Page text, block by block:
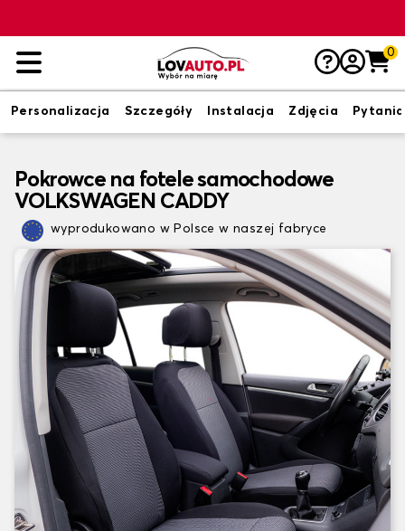
0
Personalizacja Szczegóły Instalacja Zdjęcia Pytania
Pokrowce na fotele samochodowe
VOLKSWAGEN CADDY
wyprodukowano w Polsce w naszej fabryce